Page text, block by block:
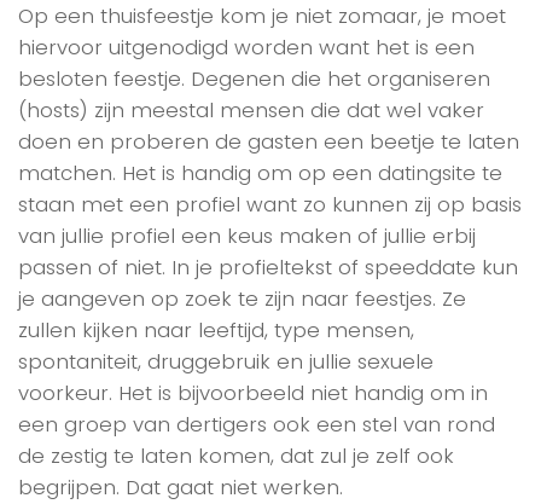
Op een thuisfeestje kom je niet zomaar, je moet
hiervoor uitgenodigd worden want het is een
besloten feestje. Degenen die het organiseren
(hosts) zijn meestal mensen die dat wel vaker
doen en proberen de gasten een beetje te laten
matchen. Het is handig om op een datingsite te
staan met een profiel want zo kunnen zij op basis
van jullie profiel een keus maken of jullie erbij
passen of niet. In je profieltekst of speeddate kun
je aangeven op zoek te zijn naar feestjes. Ze
zullen kijken naar leeftijd, type mensen,
spontaniteit, druggebruik en jullie sexuele
voorkeur. Het is bijvoorbeeld niet handig om in
een groep van dertigers ook een stel van rond
de zestig te laten komen, dat zul je zelf ook
begrijpen. Dat gaat niet werken.